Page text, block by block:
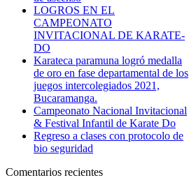
LOGROS EN EL
CAMPEONATO
INVITACIONAL DE KARATE-
DO
Karateca paramuna logró medalla
de oro en fase departamental de los
juegos intercolegiados 2021,
Bucaramanga.
Campeonato Nacional Invitacional
& Festival Infantil de Karate Do
Regreso a clases con protocolo de
bio seguridad
Comentarios recientes